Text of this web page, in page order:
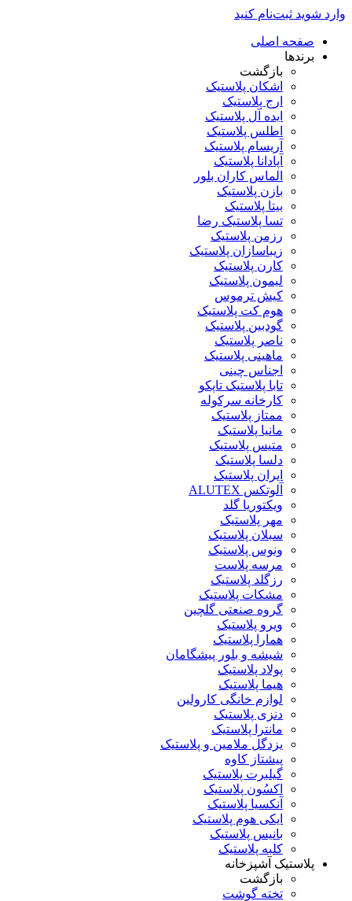
وارد شوید ثبت‌نام کنید
صفحه اصلی
برندها
بازگشت
اشکان پلاستیک
ارج پلاستیک
ایده آل پلاستیک
اطلس پلاستیک
آریسام پلاستیک
آپادانا پلاستیک
الماس کاران بلور
بازن پلاستیک
بیتا پلاستیک
تسا پلاستیک رضا
رزمن پلاستیک
زیباسازان پلاستیک
کارن پلاستیک
لیمون پلاستیک
کیش ترموس
هوم کت پلاستیک
گودبین پلاستیک
ناصر پلاستیک
ماهینی پلاستیک
اجناس چینی
تابا پلاستیک تاپکو
کارخانه سرکوله
ممتاز پلاستیک
مانیا پلاستیک
متیس پلاستیک
دلسا پلاستیک
ایران پلاستیک
آلوتکس ALUTEX
ویکتوریا گلد
مهر پلاستیک
سبلان پلاستیک
ونوس پلاستیک
مرسه پلاست
رزگلد پلاستیک
مشکات پلاستیک
گروه صنعتی گلچین
ویرو پلاستیک
همارا پلاستیک
شیشه و بلور پیشگامان
پولاد پلاستیک
هیما پلاستیک
لوازم خانگی کارولین
دنزی پلاستیک
مانترا پلاستیک
یزدگل ملامین و پلاستیک
پیشتاز کاوه
گیلبرت پلاستیک
اکسُون پلاستیک
آنکسیا پلاستیک
ایکی هوم پلاستیک
بانیس پلاستیک
کلبه پلاستیک
پلاستیک آشپزخانه
بازگشت
تخته گوشت